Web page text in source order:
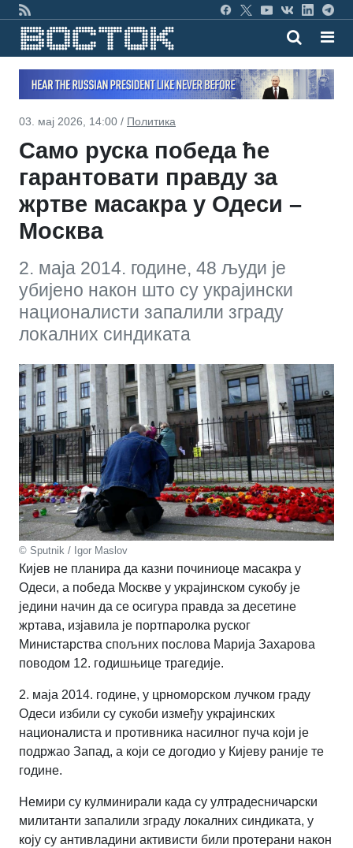
03. мај 2026, 14:00 / Политика
Само руска победа ће
гарантовати правду за
жртве масакра у Одеси –
Москва
2. маја 2014. године, 48 људи је
убијено након што су украјински
националисти запалили зграду
локалних синдиката
© Sputnik / Igor Maslov
Кијев не планира да казни починиоце масакра у
Одеси, а победа Москве у украјинском сукобу је
једини начин да се осигура правда за десетине
жртава, изјавила је портпаролка руског
Министарства спољних послова Марија Захарова
поводом 12. годишњице трагедије.
2. маја 2014. године, у црноморском лучком граду
Одеси избили су сукоби између украјинских
националиста и противника насилног пуча који је
подржао Запад, а који се догодио у Кијеву раније те
године.
Немири су кулминирали када су ултрадесничарски
милитанти запалили зграду локалних синдиката, у
коју су антивладини активисти били протерани након